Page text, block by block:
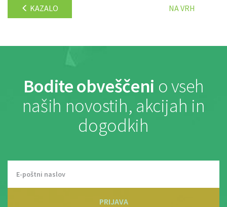
KAZALO NA VRH
Bodite obveščeni o vseh
naših novostih, akcijah in
dogodkih
PRIJAVA